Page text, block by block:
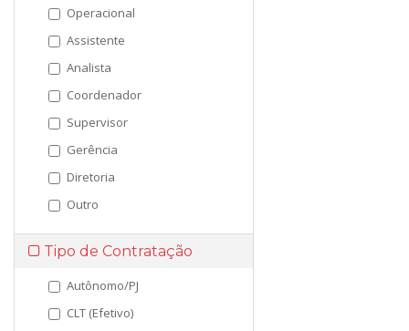
Operacional
Assistente
Analista
Coordenador
Supervisor
Gerência
Diretoria
Outro
Tipo de Contratação
Autônomo/PJ
CLT (Efetivo)